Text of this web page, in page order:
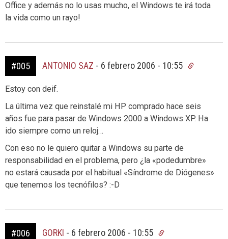
Office y además no lo usas mucho, el Windows te irá toda
la vida como un rayo!
#005 ANTONIO SAZ - 6 febrero 2006 - 10:55
Estoy con deif.
La última vez que reinstalé mi HP comprado hace seis
años fue para pasar de Windows 2000 a Windows XP. Ha
ido siempre como un reloj…
Con eso no le quiero quitar a Windows su parte de
responsabilidad en el problema, pero ¿la «podedumbre»
no estará causada por el habitual «Síndrome de Diógenes»
que tenemos los tecnófilos? :-D
#006 GORKI - 6 febrero 2006 - 10:55